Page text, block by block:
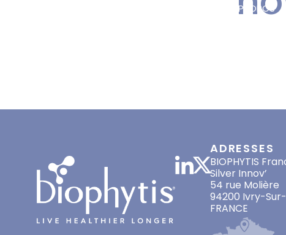
À PROPOS
ADRESSES
BIOPHYTIS
Silver Innov’
54 rue Molière
94200 Ivry-
FRANCE